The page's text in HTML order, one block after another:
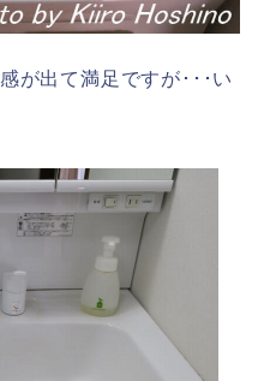
が出て満足ですが･･･い